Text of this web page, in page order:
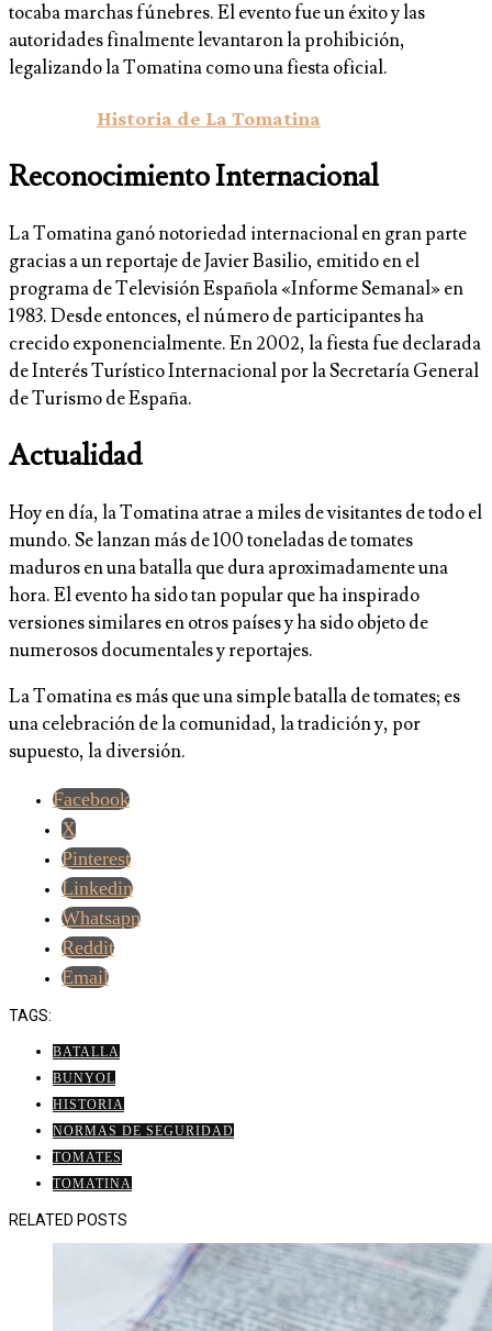
tocaba marchas fúnebres. El evento fue un éxito y las
autoridades finalmente levantaron la prohibición,
legalizando la Tomatina como una fiesta oficial.
Historia de La Tomatina
Reconocimiento Internacional
La Tomatina ganó notoriedad internacional en gran parte
gracias a un reportaje de Javier Basilio, emitido en el
programa de Televisión Española «Informe Semanal» en
1983. Desde entonces, el número de participantes ha
crecido exponencialmente. En 2002, la fiesta fue declarada
de Interés Turístico Internacional por la Secretaría General
de Turismo de España.
Actualidad
Hoy en día, la Tomatina atrae a miles de visitantes de todo el
mundo. Se lanzan más de 100 toneladas de tomates
maduros en una batalla que dura aproximadamente una
hora. El evento ha sido tan popular que ha inspirado
versiones similares en otros países y ha sido objeto de
numerosos documentales y reportajes.
La Tomatina es más que una simple batalla de tomates; es
una celebración de la comunidad, la tradición y, por
supuesto, la diversión.
Facebook
X
Pinterest
Linkedin
Whatsapp
Reddit
Email
TAGS:
BATALLA
BUNYOL
HISTORIA
NORMAS DE SEGURIDAD
TOMATES
TOMATINA
RELATED POSTS